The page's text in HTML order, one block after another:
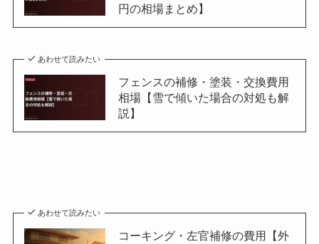
円の相場まとめ】
あわせて読みたい
フェンスの補修・塗装・交換費用
相場【雪で傾いた場合の対処も解
説】
あわせて読みたい
コーキング・左官補修の費用【外